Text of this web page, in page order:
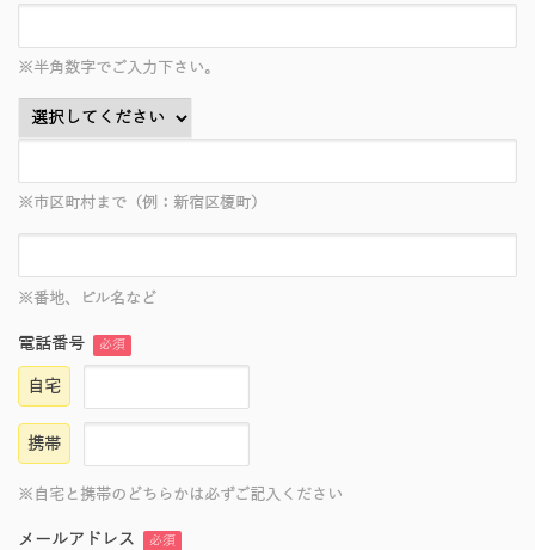
※半角数字でご入力下さい。
※市区町村まで（例：新宿区榎町）
※番地、ビル名など
電話番号 必須
自宅
携帯
※自宅と携帯のどちらかは必ずご記入ください
メールアドレス 必須